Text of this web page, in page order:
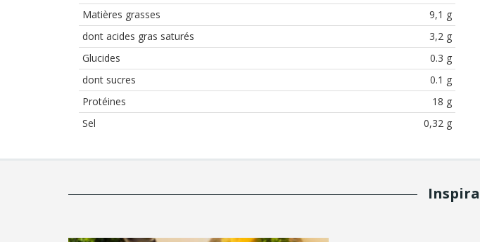
Matières grasses
9,1 g
dont acides gras saturés
3,2 g
Glucides
0.3 g
dont sucres
0.1 g
Protéines
18 g
Sel
0,32 g